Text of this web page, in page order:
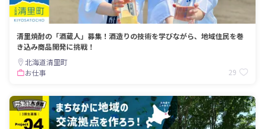
清里焼酎の「酒蔵人」募集！酒造りの技術を学びながら、地域住民を巻
き込み商品開発に挑戦！
北海道清里町
お仕事
29
募集終了